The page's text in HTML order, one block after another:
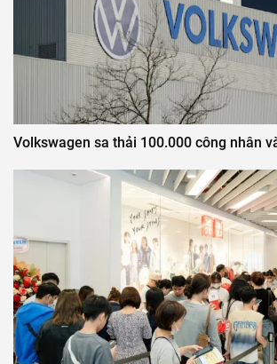
Volkswagen sa thải 100.000 công nhân